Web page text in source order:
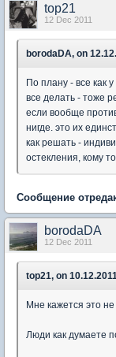
top21
12 Dec 2011
borodaDA, on
По плану - все как
все делать - тоже
если вообще
нигде. это их
как решать -
остекления, кому
Сообщение
borodaDA
12 Dec 2011
top21, on
Мне кажется это
Люди как думаете